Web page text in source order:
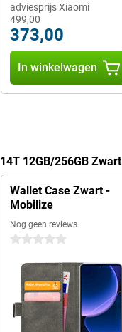
499,00
adviesprijs Xiaomi
373,00
In winkelwagen
12GB/256GB Zwart
Wallet Case Zwart -
Mobilize
Nog geen reviews
0 sterren